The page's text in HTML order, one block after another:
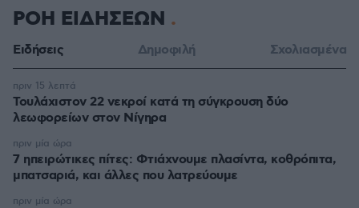
ΡΟΗ ΕΙΔΗΣΕΩΝ
Ειδήσεις Δημοφιλή Σχολιασμένα
Τουλάχιστον 22 νεκροί κατά τη σύγκρουση δύο
λεωφορείων στον Νίγηρα
πριν 15 λεπτά
7 ηπειρώτικες πίτες: Φτιάχνουμε πλασίντα, κοθρόπιτα,
μπατσαριά, και άλλες που λατρεύουμε
πριν μία ώρα
πριν μία ώρα